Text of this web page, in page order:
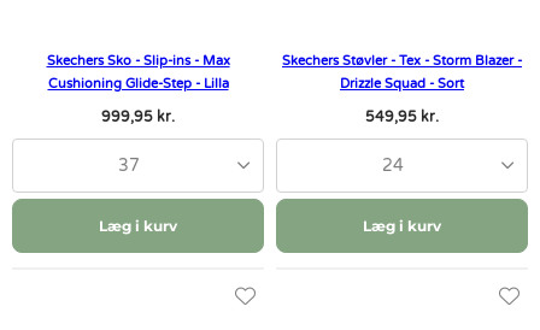
Skechers Sko - Slip-ins - Max
Cushioning Glide-Step - Lilla
999,95 kr.
37
Læg i kurv
Skechers Støvler - Tex - Storm Blazer -
Drizzle Squad - Sort
549,95 kr.
24
Læg i kurv